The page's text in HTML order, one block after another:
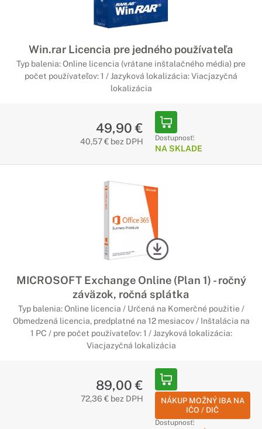
Win.rar Licencia pre jedného používateľa
Typ balenia: Online licencia (vrátane inštalačného média) pre
počet používateľov: 1 / Jazyková lokalizácia: Viacjazyčná
lokalizácia
49,90 €
40,57 € bez DPH Dostupnosť:
NA SKLADE
MICROSOFT Exchange Online (Plan 1) - ročný
záväzok, ročná splátka
Typ balenia: Online licencia / Určená na Komerčné použitie /
Obmedzená licencia, predplatné na 12 mesiacov / Inštalácia na
1 PC / pre počet používateľov: 1 / Jazyková lokalizácia:
Viacjazyčná lokalizácia
89,00 €
72,36 € bez DPH
NÁKUP MOŽNÝ IBA NA
IČO / DIČ
Dostupnosť: